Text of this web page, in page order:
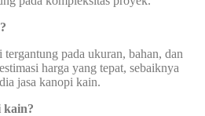
pada ukuran, bahan, dan
harga yang tepat, sebaiknya
jasa kanopi kain.
kain?